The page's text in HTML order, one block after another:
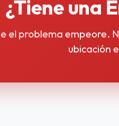
¿Tiene una
el problema empeore.
ubicación